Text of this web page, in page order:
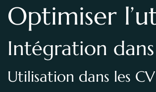
Optimiser
Intégration
Utilisation dans les